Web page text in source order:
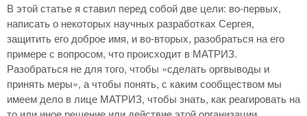
В этой статье я ставил перед собой две цели: во-первых,
написать о некоторых научных разработках Сергея,
защитить его доброе имя, и во-вторых, разобраться на его
примере с вопросом, что происходит в МАТРИЗ.
Разобраться не для того, чтобы «сделать оргвыводы и
принять меры», а чтобы понять, с каким сообществом мы
имеем дело в лице МАТРИЗ, чтобы знать, как реагировать на